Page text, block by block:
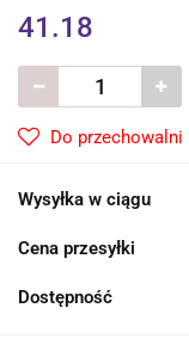
41.18
Do przechowalni
Wysyłka w ciągu
Cena przesyłki
Dostępność